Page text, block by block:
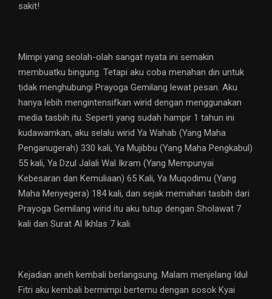
sakit!
Mimpi yang seolah-olah sangat nyata ini semakin
membuatku bingung. Tetapi aku coba menahan din untuk
tidak menghubungi Prayoga Gemilang lewat pesan. Aku
hanya lebih mengintensifkan wirid dengan menggunakan
media tasbih itu. Seperti yang sudah hampir 1 tahun ini
kudawamkan, aku selalu wirid Ya Wahab (Yang Maha
Penganugerah) 330 kali, Ya Mujibbu (Yang Maha Pengkabul)
55 kali, Ya Dzul Jalali Wal Ikram (Yang Mempunyai
Kebesaran dan Kemuliaan) 65 Kali, Ya Muqodimu (Yang
Maha Menyegera) 184 kali, dan sejak memahari tasbih dari
Prayoga Gemilang wirid itu aku tutup dengan Sholawat 7
kali dan Surat Al Ikhlas 7 kali.
Kejadian aneh kembali berlangsung. Malam menjelang Idul
Fitri aku kembali bermimpi bertemu dengan sosok Kyai